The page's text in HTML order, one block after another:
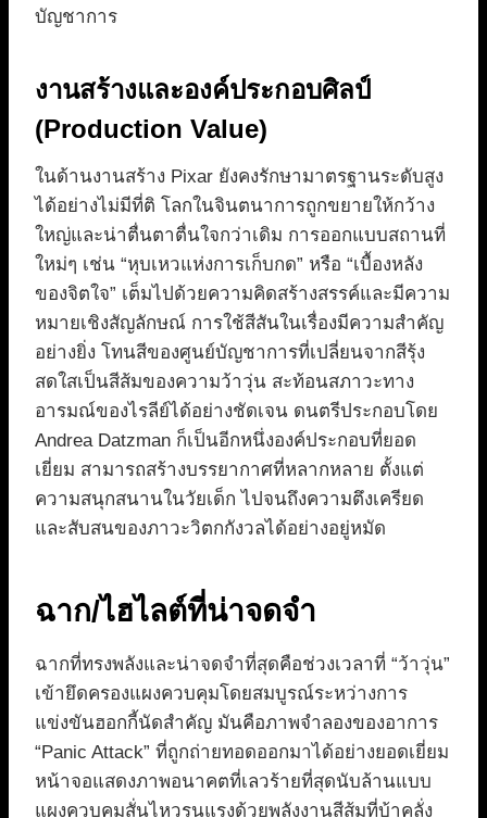
บัญชาการ
งานสร้างและองค์ประกอบศิลป์
(Production Value)
ในด้านงานสร้าง Pixar ยังคงรักษามาตรฐานระดับสูง
ได้อย่างไม่มีที่ติ โลกในจินตนาการถูกขยายให้กว้าง
ใหญ่และน่าตื่นตาตื่นใจกว่าเดิม การออกแบบสถานที่
ใหม่ๆ เช่น “หุบเหวแห่งการเก็บกด” หรือ “เบื้องหลัง
ของจิตใจ” เต็มไปด้วยความคิดสร้างสรรค์และมีความ
หมายเชิงสัญลักษณ์ การใช้สีสันในเรื่องมีความสำคัญ
อย่างยิ่ง โทนสีของศูนย์บัญชาการที่เปลี่ยนจากสีรุ้ง
สดใสเป็นสีส้มของความว้าวุ่น สะท้อนสภาวะทาง
อารมณ์ของไรลีย์ได้อย่างชัดเจน ดนตรีประกอบโดย
Andrea Datzman ก็เป็นอีกหนึ่งองค์ประกอบที่ยอด
เยี่ยม สามารถสร้างบรรยากาศที่หลากหลาย ตั้งแต่
ความสนุกสนานในวัยเด็ก ไปจนถึงความตึงเครียด
และสับสนของภาวะวิตกกังวลได้อย่างอยู่หมัด
ฉาก/ไฮไลต์ที่น่าจดจำ
ฉากที่ทรงพลังและน่าจดจำที่สุดคือช่วงเวลาที่ “ว้าวุ่น”
เข้ายึดครองแผงควบคุมโดยสมบูรณ์ระหว่างการ
แข่งขันฮอกกี้นัดสำคัญ มันคือภาพจำลองของอาการ
“Panic Attack” ที่ถูกถ่ายทอดออกมาได้อย่างยอดเยี่ยม
หน้าจอแสดงภาพอนาคตที่เลวร้ายที่สุดนับล้านแบบ
แผงควบคุมสั่นไหวรุนแรงด้วยพลังงานสีส้มที่บ้าคลั่ง